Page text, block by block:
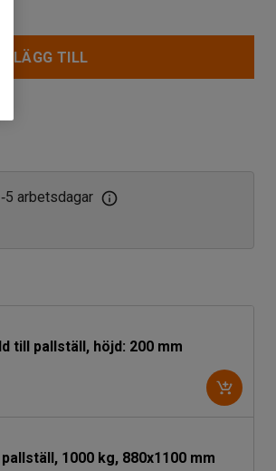
LÄGG TILL
‑5 arbetsdagar
till pallställ, höjd: 200 mm
1000 kg, 880x1100 mm